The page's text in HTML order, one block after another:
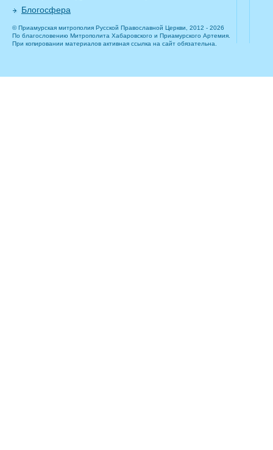
Блогосфера
© Приамурская митрополия Русской Православной Церкви, 2012 - 2026
По благословению Митрополита Хабаровского и Приамурского Артемия.
При копировании материалов активная ссылка на сайт обязательна.